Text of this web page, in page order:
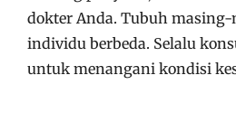
dokter Anda. Tubuh
individu berbeda. Selalu
untuk menangani kondisi